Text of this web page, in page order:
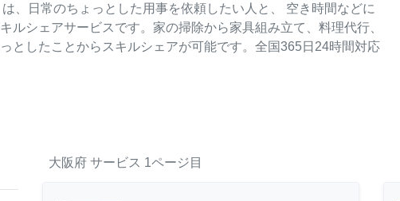
、日常のちょっとした用事を依頼したい人と、 空き時間などに
ルシェアサービスです。家の掃除から家具組み立て、料理代行、
としたことからスキルシェアが可能です。全国365日24時間対応
大阪府 サービス 1ページ目